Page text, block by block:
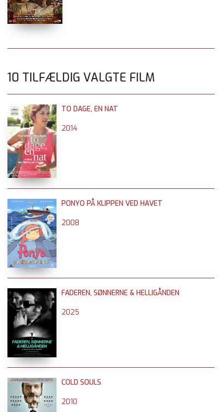
10 TILFÆLDIG VALGTE FILM
TO DAGE, EN NAT
2014
PONYO PÅ KLIPPEN VED HAVET
2008
FADEREN, SØNNERNE & HELLIGÅNDEN
2025
COLD SOULS
2010